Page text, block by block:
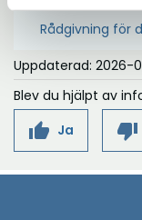
Rådgivning för
Uppdaterad: 2026-
Blev du hjälpt av
thumb_up Ja thumb_down